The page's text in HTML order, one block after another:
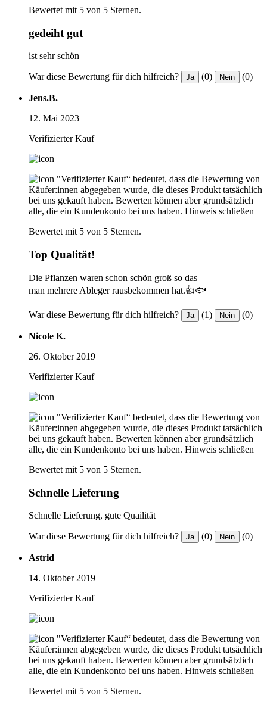
Bewertet mit 5 von 5 Sternen.
gedeiht gut
ist sehr schön
War diese Bewertung für dich hilfreich? Ja (0) Nein (0)
Jens.B.
12. Mai 2023
Verifizierter Kauf
"Verifizierter Kauf“ bedeutet, dass die Bewertung von
Käufer:innen abgegeben wurde, die dieses Produkt tatsächlich
bei uns gekauft haben. Bewerten können aber grundsätzlich
alle, die ein Kundenkonto bei uns haben. Hinweis schließen
Bewertet mit 5 von 5 Sternen.
Top Qualität!
Die Pflanzen waren schon schön groß so das
man mehrere Ableger rausbekommen hat.👍🐟
War diese Bewertung für dich hilfreich? Ja (1) Nein (0)
Nicole K.
26. Oktober 2019
Verifizierter Kauf
"Verifizierter Kauf“ bedeutet, dass die Bewertung von
Käufer:innen abgegeben wurde, die dieses Produkt tatsächlich
bei uns gekauft haben. Bewerten können aber grundsätzlich
alle, die ein Kundenkonto bei uns haben. Hinweis schließen
Bewertet mit 5 von 5 Sternen.
Schnelle Lieferung
Schnelle Lieferung, gute Quailität
War diese Bewertung für dich hilfreich? Ja (0) Nein (0)
Astrid
14. Oktober 2019
Verifizierter Kauf
"Verifizierter Kauf“ bedeutet, dass die Bewertung von
Käufer:innen abgegeben wurde, die dieses Produkt tatsächlich
bei uns gekauft haben. Bewerten können aber grundsätzlich
alle, die ein Kundenkonto bei uns haben. Hinweis schließen
Bewertet mit 5 von 5 Sternen.